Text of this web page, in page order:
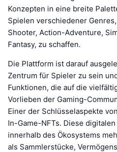
Konzepten in eine breite
Spielen verschiedener
Shooter, Action-Adventure,
Fantasy, zu schaffen.
Die Plattform ist darauf
Zentrum für Spieler zu sein
Funktionen, die auf die
Vorlieben der Gaming-
Einer der Schlüsselaspekte
In-Game-NFTs. Diese
innerhalb des Ökosystems
als Sammlerstücke,